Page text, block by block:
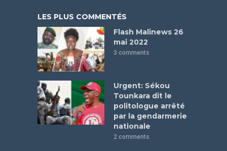
LES PLUS COMMENTÉS
Flash Malinews 26
mai 2022
3 comments
Urgent: Sékou
Tounkara dit le
politologue arrêté
par la gendarmerie
nationale
2 comments